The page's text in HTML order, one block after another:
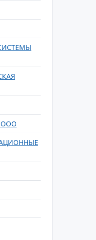
ООО